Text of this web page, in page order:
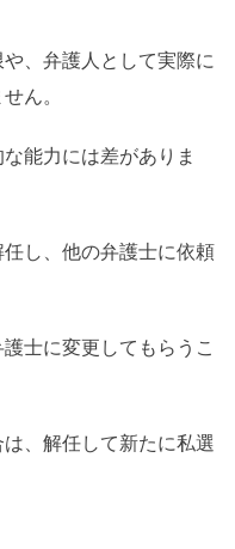
、弁護人として実際に
ん。
能力には差がありま
し、他の弁護士に依頼
士に変更してもらうこ
、解任して新たに私選